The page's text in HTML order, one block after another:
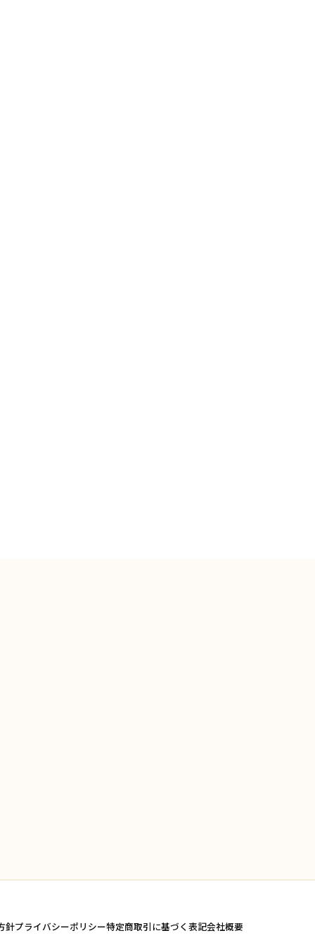
針プライバシーポリシー特定商取引に基づく表記会社概要